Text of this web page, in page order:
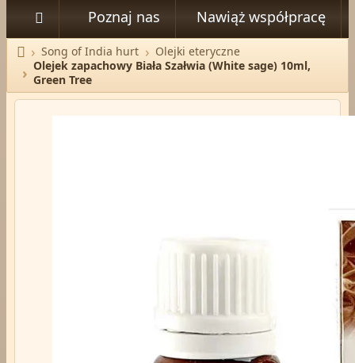
 Poznaj nas Nawiąż współpracę

Strona główna
Song of India hurt
Olejki eteryczne
Olejek zapachowy Biała Szałwia (White sage) 10ml,
Green Tree